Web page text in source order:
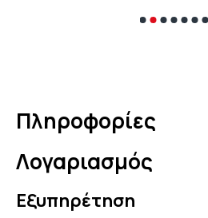
Πληροφορίες
Λογαριασμός
Εξυπηρέτηση